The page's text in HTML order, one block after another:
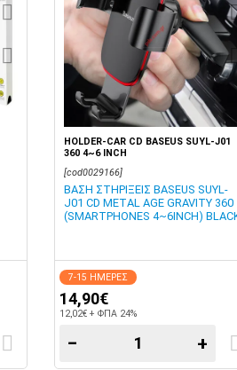
HOLDER-CAR CD BASEUS SUYL-J01
360 4~6 INCH
[cod0029166]
ΒΑΣΗ ΣΤΗΡΙΞΕΙΣ BASEUS SUYL-
J01 CD METAL AGE GRAVITY 360
(SMARTPHONES 4~6INCH)
7-15 ΗΜΕΡΕΣ
14,90€
12,02€ + ΦΠΑ 24%
− +